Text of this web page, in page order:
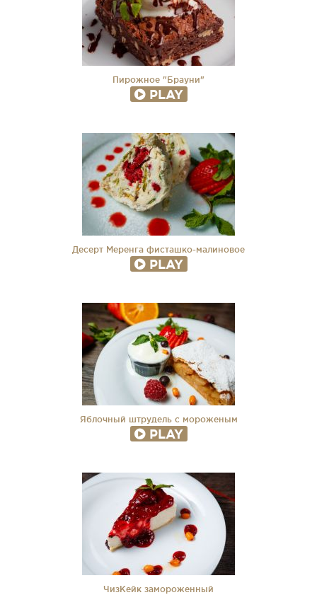
Пирожное "Брауни"
PLAY
Десерт Меренга фисташко-малиновое
PLAY
Яблочный штрудель с мороженым
PLAY
ЧизКейк замороженный